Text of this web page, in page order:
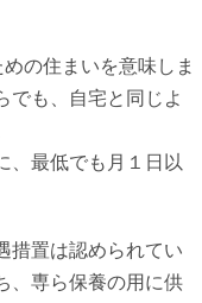
の住まいを意味しま
でも、自宅と同じよ
、最低でも月１日以
措置は認められてい
、専ら保養の用に供